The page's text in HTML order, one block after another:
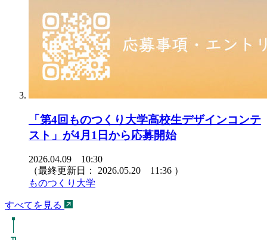
「第4回ものつくり大学高校生デザインコンテ
スト」が4月1日から応募開始
2026.04.09 10:30
（最終更新日： 2026.05.20 11:36 ）
ものつくり大学
すべてを見る